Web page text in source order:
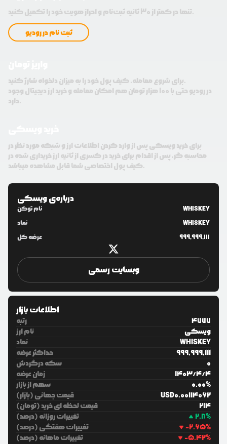
تنها در کمتر از 30 ثانیه ثبت‌نام و احراز هویت خود را تکمیل کنید.
ثبت نام در رودیو
برای شروع معامله، کیف پول خود را به میزان دلخواه شارژ کنید.
در رودیو حتی با 100 هزار تومان هم امکان معامله و خرید ارز دیجیتال وجود
دارد.
برای خرید ویسکی پس از وارد کردن اطلاعات ارز و شبکه مورد نظر در
محاسبه گر، پس از اقدام برای خرید در کسری از ثانیه ارز خریداری شده در
کیف پول اختصاصی شما قابل مشاهده میباشد.
درباره‌یویسکی
نام توکن
WHISKEY
نماد
WHISKEY
عرضه کل
999,999,111
وبسایت رسمی
اطلاعات بازار
رتبه
4777
نام ارز
ویسکی
نماد
WHISKEY
حداکثر عرضه
999,999,111
سکه درگردش
0
زمان عرضه
1403/4/4
سهم از بازار
0.00%
قیمت جهانی (بازار)
USD0.00114062
قیمت لحظه ای خرید (تومان)
214
تغییرات روزانه (درصد)
2.8%
تغییرات هفتگی (درصد)
-2.65%
تغییرات ماهانه (درصد)
-5.42%